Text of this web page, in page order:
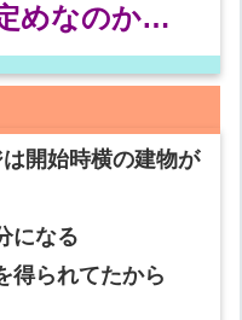
めなのか…
開始時横の建物が
になる
得られてたから